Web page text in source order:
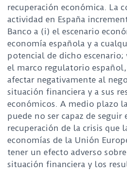
recuperación económica. La
actividad en España
Banco a (i) el escenario
economía española y a
potencial de dicho
el marco regulatorio
afectar negativamente al
situación financiera y a sus
económicos. A medio plazo
puede no ser capaz de
recuperación de la crisis que
economías de la Unión
tener un efecto adverso
situación financiera y los